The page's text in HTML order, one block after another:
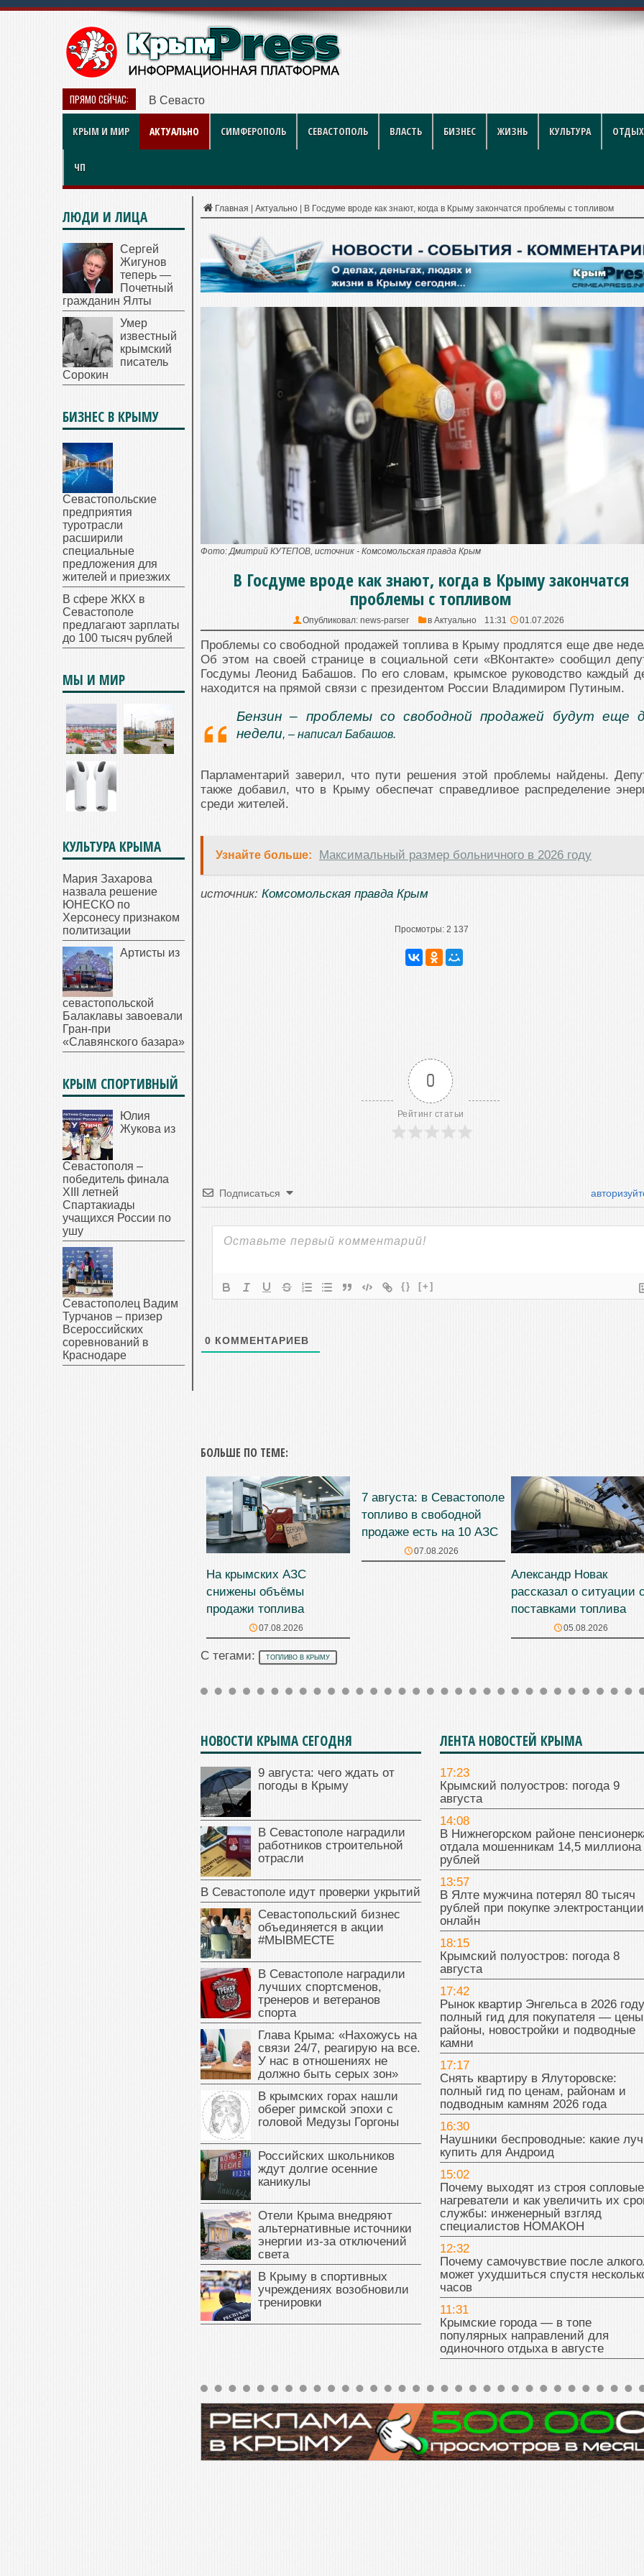
ПРЯМО СЕЙЧАС: В Севастополе наградили работников строительной отрасли
КРЫМ И МИР АКТУАЛЬНО СИМФЕРОПОЛЬ СЕВАСТОПОЛЬ ВЛАСТЬ БИЗНЕС ЖИЗНЬ КУЛЬТУРА
ЧП
Главная Актуально В Госдуме вроде как знают, когда в Крыму закончатся проблемы с топливом
Фото: Дмитрий КУТЕПОВ, источник - Комсомольская правда Крым
В Госдуме вроде как знают, когда в Крыму закончатся
проблемы с топливом
Опубликовал: news-parser в Актуально 11:31 01.07.2026
Проблемы со свободной продажей топлива в Крыму продлятся еще две
Об этом на своей странице в социальной сети «ВКонтакте» сообщил
Госдумы Леонид Бабашов. По его словам, крымское руководство каждый
находится на прямой связи с президентом России Владимиром Путиным.
Бензин – проблемы со свободной продажей будут еще
недели, – написал Бабашов.
Парламентарий заверил, что пути решения этой проблемы найдены.
также добавил, что в Крыму обеспечат справедливое распределение
среди жителей.
Узнайте больше: Максимальный размер больничного в 2026 году
источник: Комсомольская правда Крым
Просмотры: 2 137
0
Рейтинг статьи
Подписаться
{} [+]
0 КОММЕНТАРИЕВ
БОЛЬШЕ ПО ТЕМЕ:
На крымских АЗС
снижены объёмы
продажи топлива
07.08.2026
7 августа: в Севастополе
топливо в свободной
продаже есть на 10 АЗС
07.08.2026
Александр Новак
рассказал о ситуации
поставками топлива
05.08.2026
С тегами: ТОПЛИВО В КРЫМУ
НОВОСТИ КРЫМА СЕГОДНЯ
9 августа: чего ждать от
погоды в Крыму
В Севастополе наградили
работников строительной
отрасли
В Севастополе идут проверки укрытий
Севастопольский бизнес
объединяется в акции
#МЫВМЕСТЕ
В Севастополе наградили
лучших спортсменов,
тренеров и ветеранов
спорта
Глава Крыма: «Нахожусь на
связи 24/7, реагирую на все.
У нас в отношениях не
должно быть серых зон»
В крымских горах нашли
оберег римской эпохи с
головой Медузы Горгоны
Российских школьников
ждут долгие осенние
каникулы
Отели Крыма внедряют
альтернативные источники
энергии из-за отключений
света
В Крыму в спортивных
учреждениях возобновили
тренировки
ЛЕНТА НОВОСТЕЙ КРЫМА
17:23
Крымский полуостров: погода 9
августа
14:08
В Нижнегорском районе
отдала мошенникам 14,5 миллиона
рублей
13:57
В Ялте мужчина потерял 80 тысяч
рублей при покупке электростанции
онлайн
18:15
Крымский полуостров: погода 8
августа
17:42
Рынок квартир Энгельса в 2026
полный гид для покупателя —
районы, новостройки и подводные
камни
17:17
Снять квартиру в Ялуторовске:
полный гид по ценам, районам и
подводным камням 2026 года
16:30
Наушники беспроводные: какие
купить для Андроид
15:02
Почему выходят из строя сопловые
нагреватели и как увеличить их
службы: инженерный взгляд
специалистов НОМАКОН
12:32
Почему самочувствие после
может ухудшиться спустя
часов
11:31
Крымские города — в топе
популярных направлений для
одиночного отдыха в августе
ЛЮДИ И ЛИЦА
Сергей
Жигунов
теперь —
Почетный
гражданин Ялты
Умер
известный
крымский
писатель
Сорокин
БИЗНЕС В КРЫМУ
Севастопольские
предприятия
туротрасли
расширили
специальные
предложения для
жителей и приезжих
В сфере ЖКХ в
Севастополе
предлагают зарплаты
до 100 тысяч рублей
МЫ И МИР
КУЛЬТУРА КРЫМА
Мария Захарова
назвала решение
ЮНЕСКО по
Херсонесу признаком
политизации
Артисты из
севастопольской
Балаклавы завоевали
Гран-при
«Славянского базара»
КРЫМ СПОРТИВНЫЙ
Юлия
Жукова из
Севастополя –
победитель финала
XIII летней
Спартакиады
учащихся России по
ушу
Севастополец Вадим
Турчанов – призер
Всероссийских
соревнований в
Краснодаре